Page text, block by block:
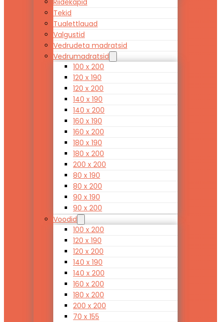
Riidekapid
Tekid
Tualettlauad
Valgustid
Vedrudeta madratsid
Vedrumadratsid
100 x 200
120 x 190
120 x 200
140 x 190
140 x 200
160 x 190
160 x 200
180 x 190
180 x 200
200 x 200
80 x 190
80 x 200
90 x 190
90 x 200
Voodid
100 x 200
120 x 190
120 x 200
140 x 190
140 x 200
160 x 200
180 x 200
200 x 200
70 x 155